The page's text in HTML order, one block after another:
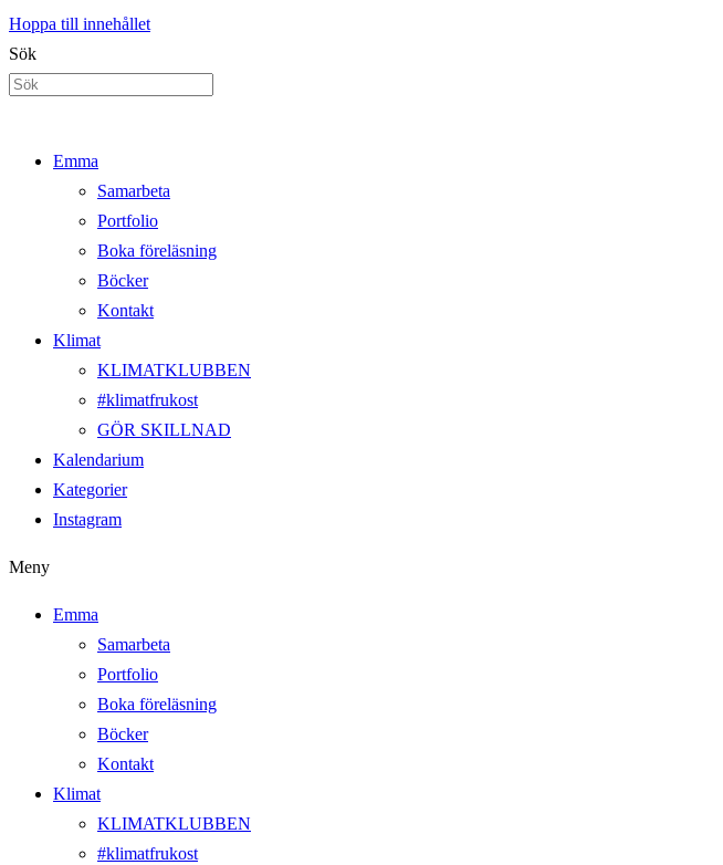
Hoppa till innehållet
Sök
Emma
Samarbeta
Portfolio
Boka föreläsning
Böcker
Kontakt
Klimat
KLIMATKLUBBEN
#klimatfrukost
GÖR SKILLNAD
Kalendarium
Kategorier
Instagram
Meny
Emma
Samarbeta
Portfolio
Boka föreläsning
Böcker
Kontakt
Klimat
KLIMATKLUBBEN
#klimatfrukost